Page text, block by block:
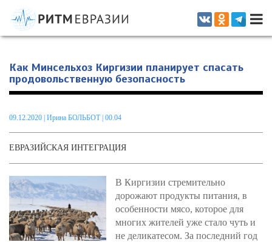
Информационно-аналитическое издание, посвященное актуальным
проблемам интеграции на постсоветском пространстве
Как Минсельхоз Киргизии планирует спасать
продовольственную безопасность
09.12.2020 Ирина БОЛЬБОТ | 00.04
ЕВРАЗИЙСКАЯ ИНТЕГРАЦИЯ
В Киргизии стремительно
дорожают продукты питания, в
особенности мясо, которое для
многих жителей уже стало чуть и
не деликатесом. За последний год